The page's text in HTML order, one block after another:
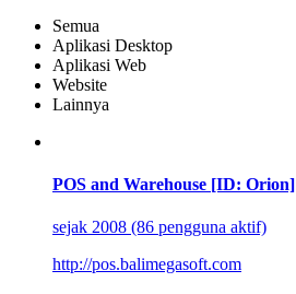
Semua
Aplikasi Desktop
Aplikasi Web
Website
Lainnya
POS and Warehouse [ID: Orion]
sejak 2008 (86 pengguna aktif)
http://pos.balimegasoft.com